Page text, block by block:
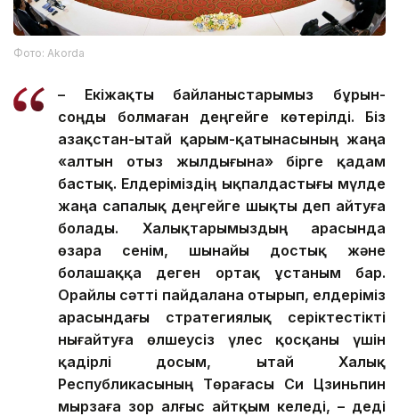
Фото: Аkorda
– Екіжақты байланыстарымыз бұрын-
соңды болмаған деңгейге көтерілді. Біз
Қазақстан-Қытай қарым-қатынасының жаңа
«алтын отыз жылдығына» бірге қадам
бастық. Елдеріміздің ықпалдастығы мүлде
жаңа сапалық деңгейге шықты деп айтуға
болады. Халықтарымыздың арасында
өзара сенім, шынайы достық және
болашаққа деген ортақ ұстаным бар.
Орайлы сәтті пайдалана отырып, елдеріміз
арасындағы стратегиялық серіктестікті
нығайтуға өлшеусіз үлес қосқаны үшін
қадірлі досым, Қытай Халық
Республикасының Төрағасы Си Цзиньпин
мырзаға зор алғыс айтқым келеді, – деді